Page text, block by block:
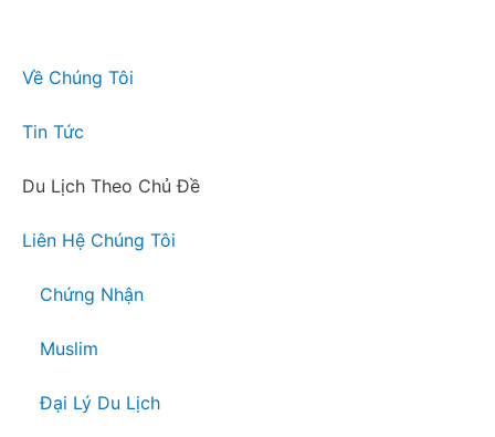
Về Chúng Tôi
Tin Tức
Du Lịch Theo Chủ Đề
Liên Hệ Chúng Tôi
Chứng Nhận
Muslim
Đại Lý Du Lịch